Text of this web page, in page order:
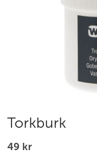
Torkburk
49 kr